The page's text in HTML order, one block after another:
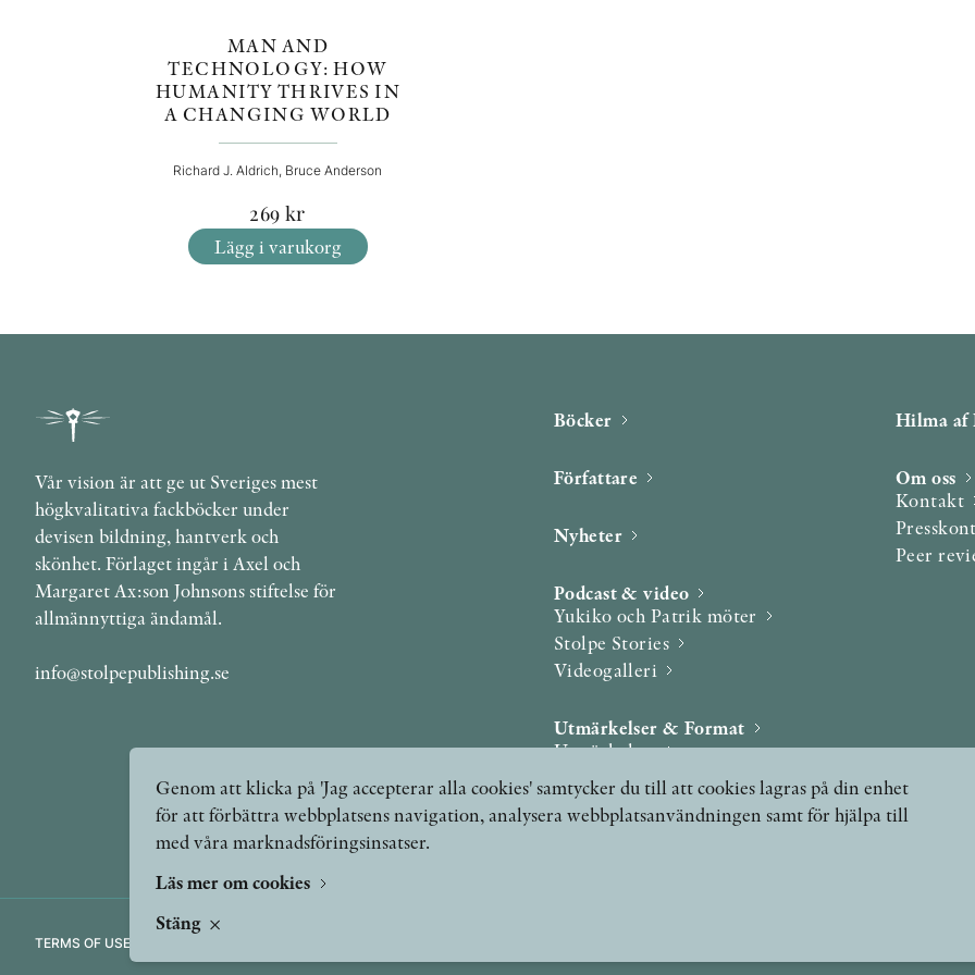
MAN AND
TECHNOLOGY: HOW
HUMANITY THRIVES IN
A CHANGING WORLD
Richard J. Aldrich, Bruce Anderson
269 kr
Lägg i varukorg
Vår vision är att ge ut Sveriges mest
högkvalitativa fackböcker under
devisen bildning, hantverk och
skönhet. Förlaget ingår i Axel och
Margaret Ax:son Johnsons stiftelse för
allmännyttiga ändamål.
info@stolpepublishing.se
Böcker
Författare
Nyheter
Podcast & video
Yukiko och Patrik möter
Stolpe Stories
Videogalleri
Utmärkelser & Format
Utmärkelser
Övriga format
Hilma
Om oss
Kontakt
Peer
TERMS OF USE
Genom att klicka på 'Jag accepterar alla cookies' samtycker du till att cookies lagras på din enhet
för att förbättra webbplatsens navigation, analysera webbplatsanvändningen samt för hjälpa till
med våra marknadsföringsinsatser.
Läs mer om cookies
Stäng